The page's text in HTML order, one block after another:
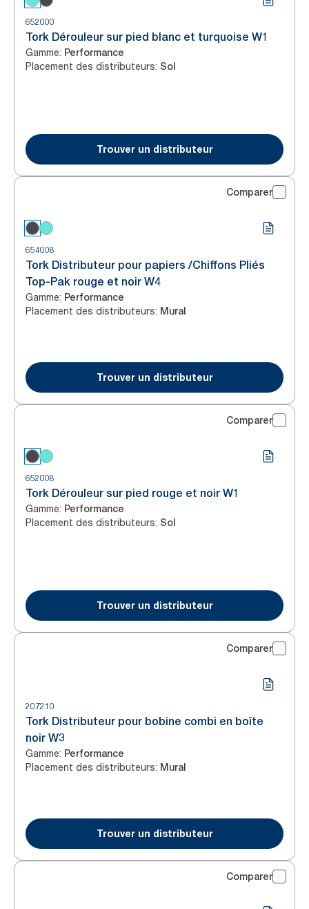
652000
Tork Dérouleur sur pied blanc et turquoise W1
Gamme: Performance
Placement des distributeurs: Sol
Trouver un distributeur
Comparer
654008
Tork Distributeur pour papiers /Chiffons Pliés
Top-Pak rouge et noir W4
Gamme: Performance
Placement des distributeurs: Mural
Trouver un distributeur
Comparer
652008
Tork Dérouleur sur pied rouge et noir W1
Gamme: Performance
Placement des distributeurs: Sol
Trouver un distributeur
Comparer
207210
Tork Distributeur pour bobine combi en boîte
noir W3
Gamme: Performance
Placement des distributeurs: Mural
Trouver un distributeur
Comparer